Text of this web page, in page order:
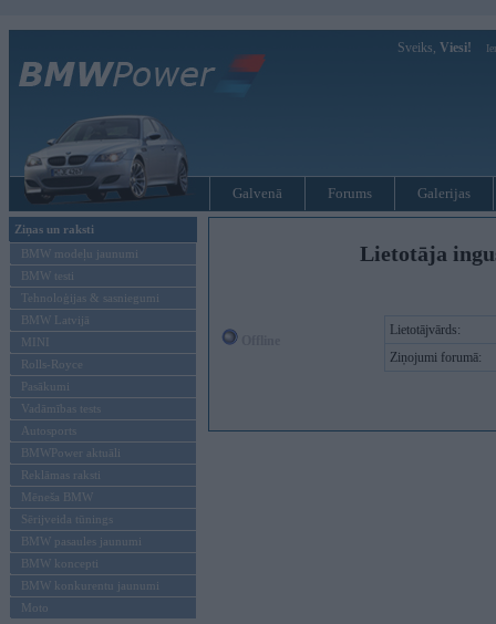
Sveiks, Viesi!
Galvenā Forums Galerijas
Ziņas un raksti
BMW modeļu jaunumi
BMW testi
Tehnoloģijas & sasniegumi
BMW Latvijā
MINI
Rolls-Royce
Pasākumi
Vadāmības tests
Autosports
BMWPower aktuāli
Reklāmas raksti
Mēneša BMW
Sērijveida tūnings
BMW pasaules jaunumi
BMW koncepti
BMW konkurentu jaunumi
Moto
Lietotāja
Lietotājvārds:
Ziņojumi forumā: